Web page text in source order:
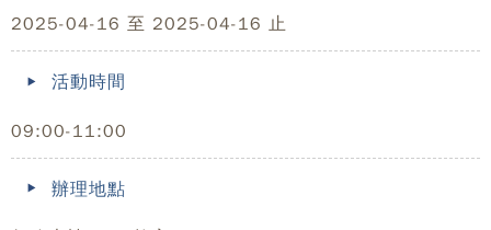
2025-04-16 至 2025-04-16 止
活動時間
09:00-11:00
辦理地點